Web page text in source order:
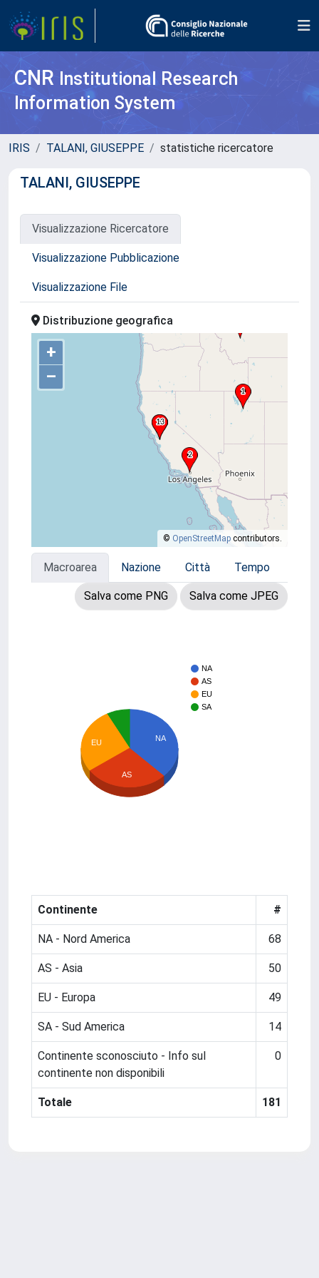
CNR Institutional Research
Information System
IRIS TALANI, GIUSEPPE statistiche ricercatore
TALANI, GIUSEPPE
Visualizzazione Ricercatore
Visualizzazione Pubblicazione
Visualizzazione File
Distribuzione geografica
+
–
© OpenStreetMap contributors.
Macroarea Nazione Città Tempo
Salva come PNG Salva come JPEG
NA
AS
EU
SA
NA
EU
AS
Continente #
NA - Nord America 68
AS - Asia 50
EU - Europa 49
SA - Sud America 14
Continente sconosciuto - Info sul
continente non disponibili
0
Totale 181